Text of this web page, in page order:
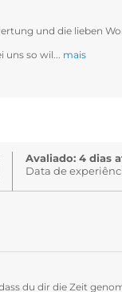
und die lieben
uns so wil... mais
Avaliado: 4 dias
Data de
du dir die Zeit